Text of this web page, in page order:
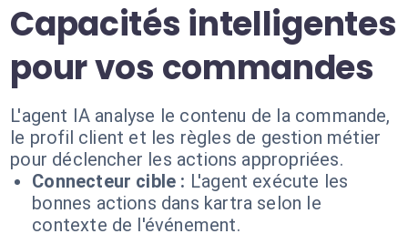
Capacités intelligentes
pour vos commandes
L'agent IA analyse le contenu de la commande,
le profil client et les règles de gestion métier
pour déclencher les actions appropriées.
Connecteur cible : L'agent exécute les
bonnes actions dans kartra selon le
contexte de l'événement.